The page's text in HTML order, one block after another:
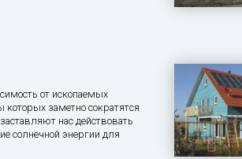
от ископаемых
которых заметно сократятся
нас действовать
солнечной энергии для